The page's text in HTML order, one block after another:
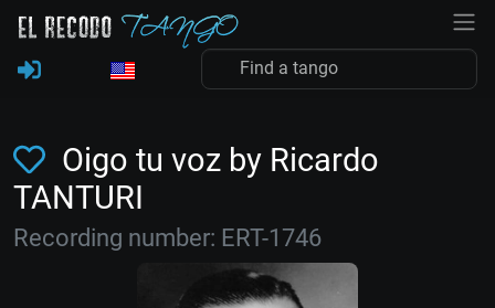
Oigo tu voz by Ricardo
TANTURI
Recording number: ERT-1746